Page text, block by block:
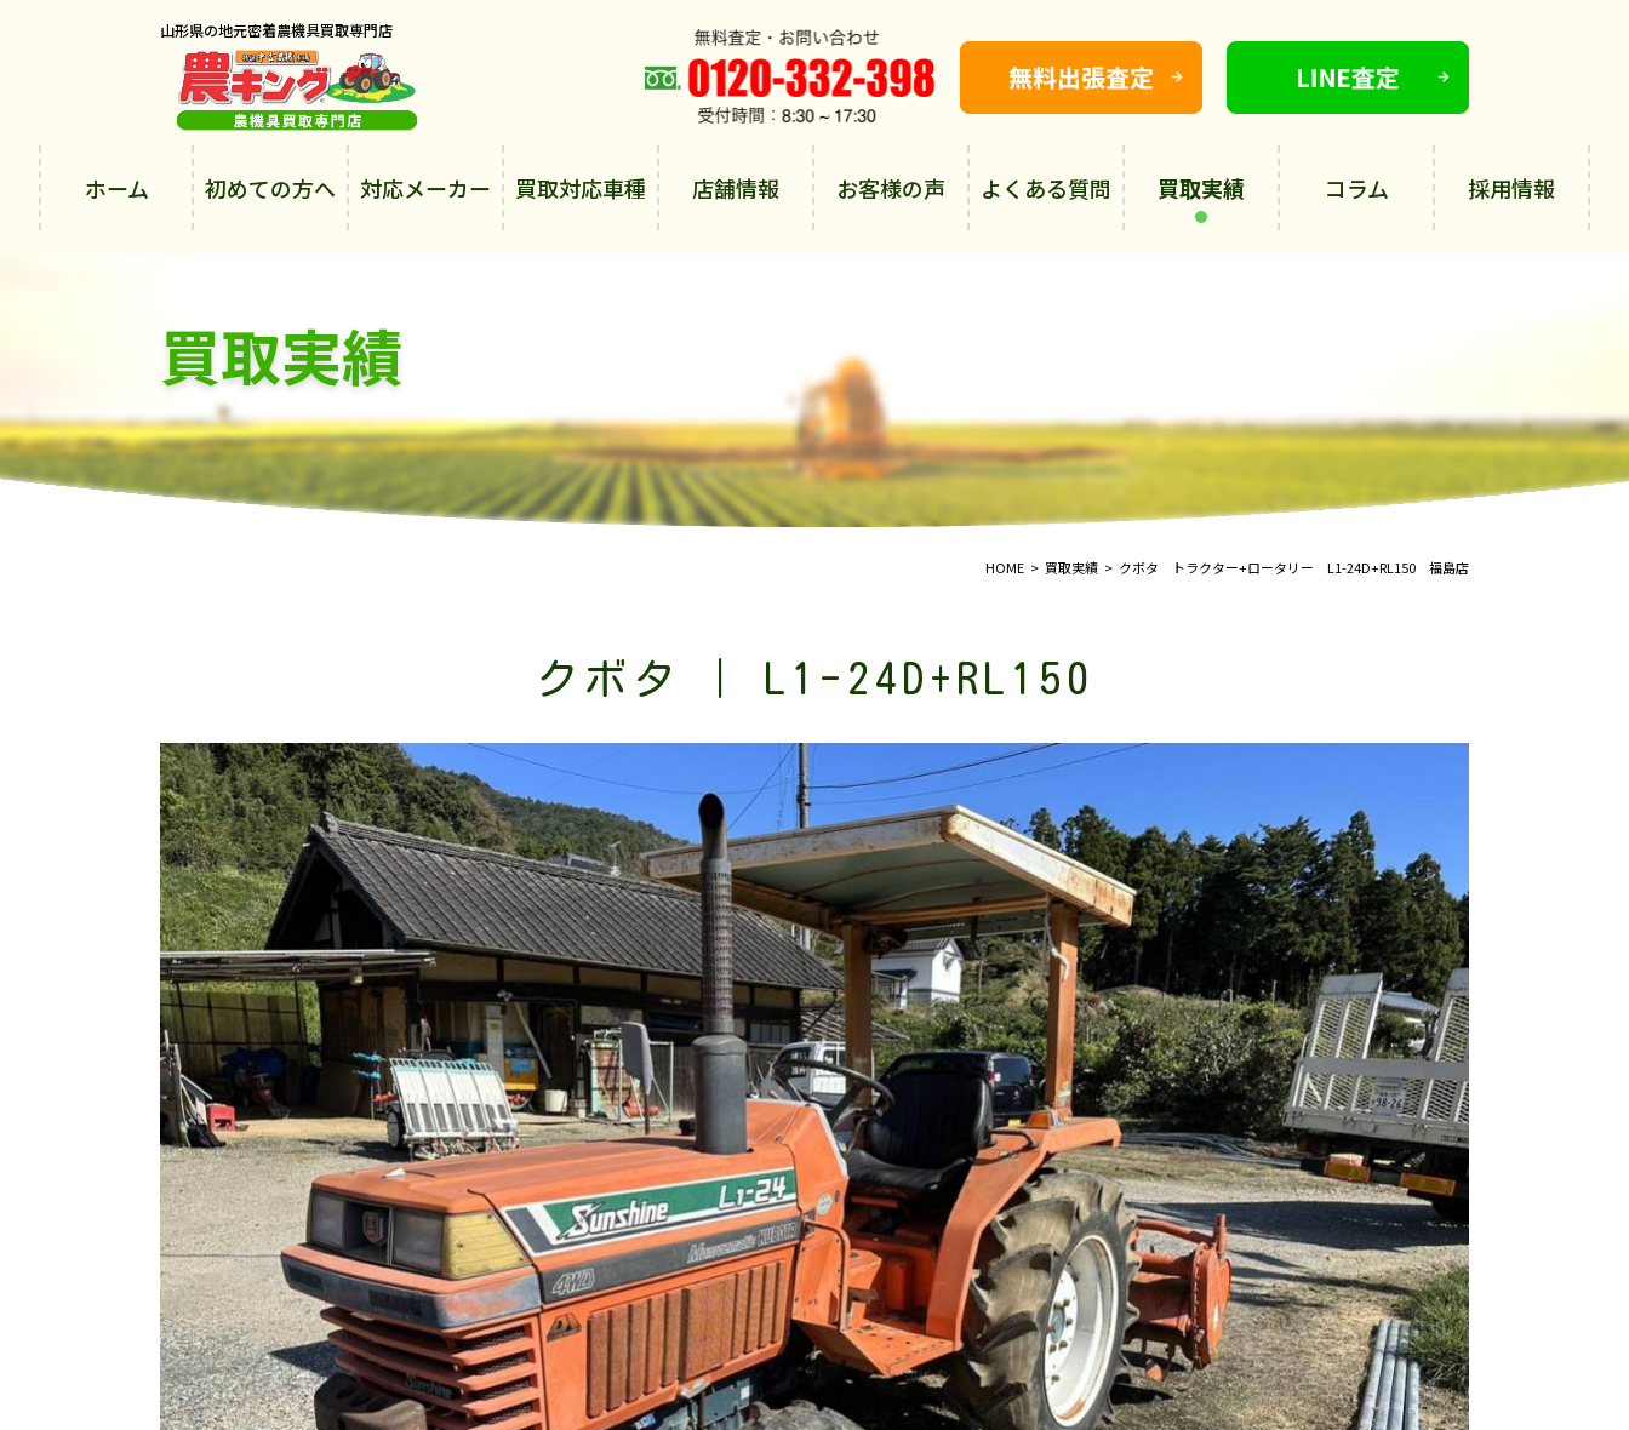
山形県の地元密着農機具買取専門店
ホーム 初めての方へ 対応メーカー 買取対応車種 店舗情報 お客様の声 よくある質問 買取実績 コラム 採用情報
買取実績
HOME 買取実績 クボタ トラクター+ロータリー L1-24D+RL150 福島店
クボタ | L1-24D+RL150